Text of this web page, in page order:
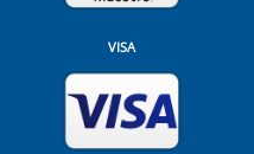
VISA